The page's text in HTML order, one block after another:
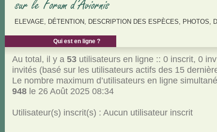
ELEVAGE, DÉTENTION, DESCRIPTION DES ESPÈCES, PHOTOS,
Qui est en ligne ?
Au total, il y a 53utilisateurs en ligne :: 0 inscrit, 0
invités (basé sur les utilisateurs actifs des 15
Le nombre maximum d’utilisateurs en ligne
948le 26 Août 2025 08:34
Utilisateur(s) inscrit(s) : Aucun utilisateur inscrit